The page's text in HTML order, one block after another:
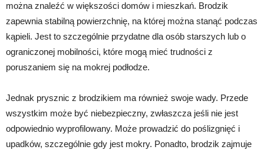
można znaleźć w większości domów i mieszkań. Brodzik
zapewnia stabilną powierzchnię, na której można stanąć podczas
kąpieli. Jest to szczególnie przydatne dla osób starszych lub o
ograniczonej mobilności, które mogą mieć trudności z
poruszaniem się na mokrej podłodze.
Jednak prysznic z brodzikiem ma również swoje wady. Przede
wszystkim może być niebezpieczny, zwłaszcza jeśli nie jest
odpowiednio wyprofilowany. Może prowadzić do poślizgnięć i
upadków, szczególnie gdy jest mokry. Ponadto, brodzik zajmuje